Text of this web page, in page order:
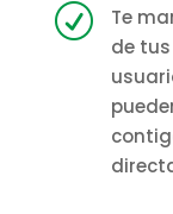
R
Te
de